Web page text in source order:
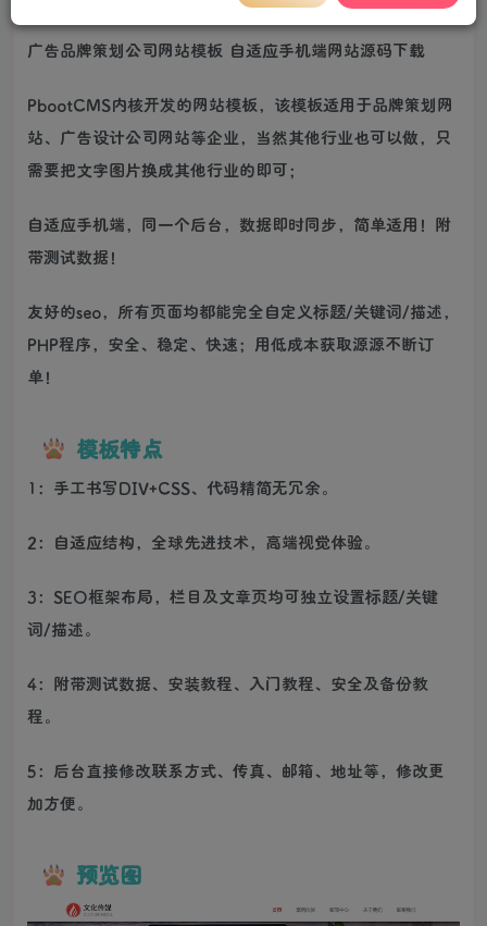
广告品牌策划公司网站模板 自适应手机端网站源码下载
PbootCMS内核开发的网站模板，该模板适用于品牌策划网
站、广告设计公司网站等企业，当然其他行业也可以做，只
需要把文字图片换成其他行业的即可；
自适应手机端，同一个后台，数据即时同步，简单适用！附
带测试数据！
友好的seo，所有页面均都能完全自定义标题/关键词/描述，
PHP程序，安全、稳定、快速；用低成本获取源源不断订
单！
模板特点
1：手工书写DIV+CSS、代码精简无冗余。
2：自适应结构，全球先进技术，高端视觉体验。
3：SEO框架布局，栏目及文章页均可独立设置标题/关键
词/描述。
4：附带测试数据、安装教程、入门教程、安全及备份教
程。
5：后台直接修改联系方式、传真、邮箱、地址等，修改更
加方便。
预览图